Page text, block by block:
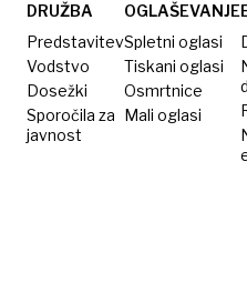
DRUŽBA
Predstavitev
Vodstvo
Dosežki
Sporočila za
javnost
OGLAŠEVANJE
Spletni oglasi
Tiskani oglasi
Osmrtnice
Mali oglasi